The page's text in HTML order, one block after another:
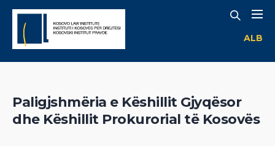
ALB
Paligjshmëria e Këshillit Gjyqësor
dhe Këshillit Prokurorial të Kosovës